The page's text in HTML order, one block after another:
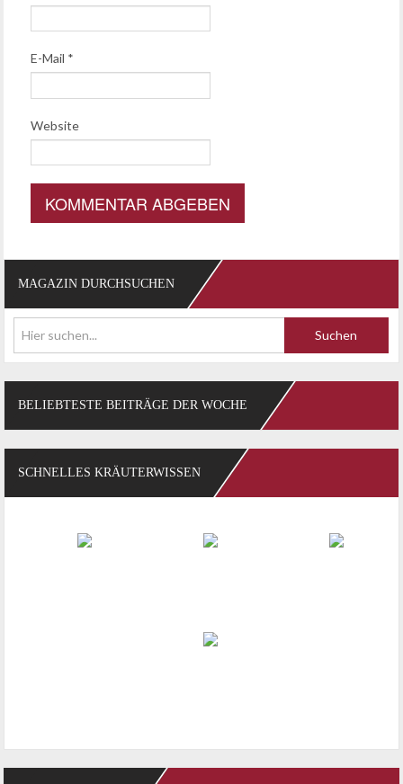
E-Mail *
Website
MAGAZIN DURCHSUCHEN
Suchen
BELIEBTESTE BEITRÄGE DER WOCHE
SCHNELLES KRÄUTERWISSEN